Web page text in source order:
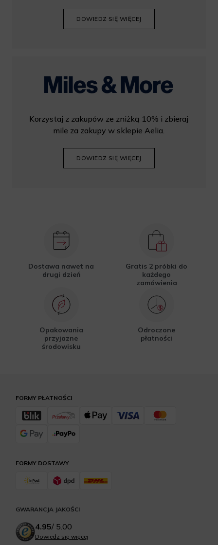
DOWIEDZ SIĘ WIĘCEJ
Korzystaj z zakupów ze zniżką 10% i zbieraj
mile za zakupy w sklepie Aelia.
DOWIEDZ SIĘ WIĘCEJ
Dostawa nawet na
drugi dzień
Gratis 2 próbki do
każdego
zamówienia
Opakowania
przyjazne
środowisku
Odroczone
płatności
FORMY DOSTAWY
FORMY PŁATNOŚCI
GWARANCJA JAKOŚCI
4.95/ 5.00
Dowiedz się więcej